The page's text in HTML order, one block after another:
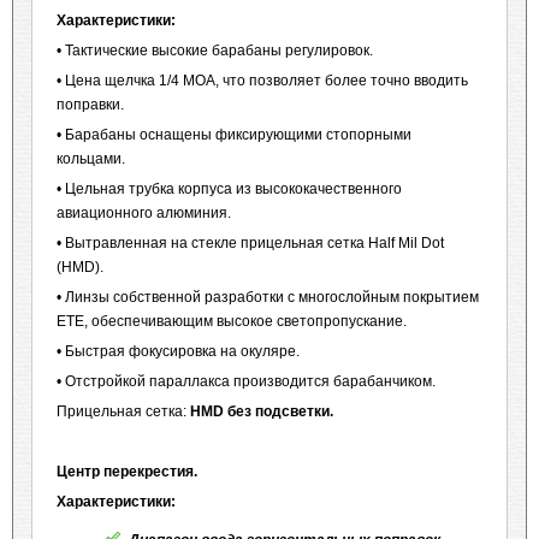
Характеристики:
• Тактические высокие барабаны регулировок.
• Цена щелчка 1/4 MOA, что позволяет более точно вводить
поправки.
• Барабаны оснащены фиксирующими стопорными
кольцами.
• Цельная трубка корпуса из высококачественного
авиационного алюминия.
• Вытравленная на стекле прицельная сетка Half Mil Dot
(HMD).
• Линзы собственной разработки с многослойным покрытием
ETE, обеспечивающим высокое светопропускание.
• Быстрая фокусировка на окуляре.
• Отстройкой параллакса производится барабанчиком.
Прицельная сетка: HMD без подсветки.
Центр перекрестия.
Характеристики: